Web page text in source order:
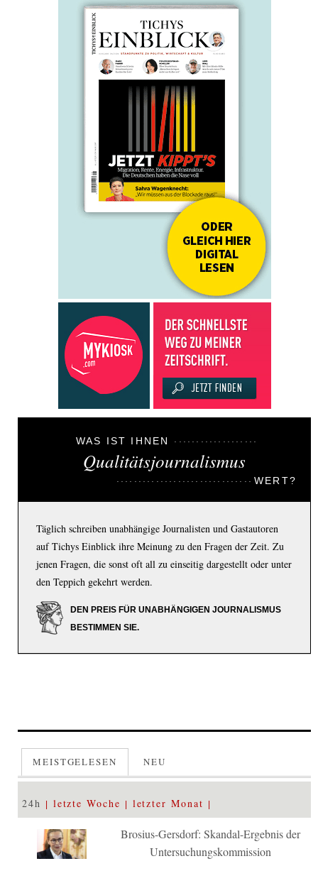
WAS IST IHNEN
Qualitätsjournalismus
WERT?
Täglich schreiben unabhängige Journalisten und Gastautoren
auf Tichys Einblick ihre Meinung zu den Fragen der Zeit. Zu
jenen Fragen, die sonst oft all zu einseitig dargestellt oder unter
den Teppich gekehrt werden.
DEN PREIS FÜR UNABHÄNGIGEN JOURNALISMUS
BESTIMMEN SIE.
MEISTGELESEN NEU
24h letzte Woche letzter Monat
Brosius-Gersdorf: Skandal-Ergebnis der
Untersuchungskommission